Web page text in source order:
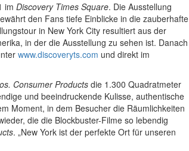
im Discovery Times Square. Die Ausstellung
den Fans tiefe Einblicke in die zauberhafte
in New York City resultiert aus der
in der die Ausstellung zu sehen ist. Danach
www.discoveryts.com und direkt im
Consumer Productsdie 1.300 Quadratmeter
und beeindruckende Kulisse, authentische
Moment, in dem Besucher die Räumlichkeiten
die die Blockbuster-Filme so lebendig
. „New York ist der perfekte Ort für unseren